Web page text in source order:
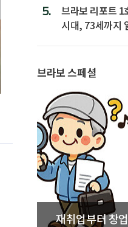
5.
브라보 리포트 1
시대, 73세까지
브라보 스페셜
재취업부터 창